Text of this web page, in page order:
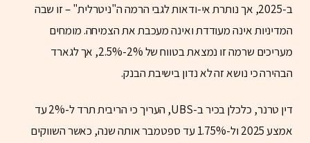
ב-2025, אך נותרת אי-ודאות לגבי הרמה ה"ניטרלית" – זו שבה
המדיניות אינה מעודדת ואינה מעכבת את הצמיחה. מומחים
מעריכים שרמה זו נמצאת בטווח של 2%-2.5%, אך לגארד
הבהירה כי נושא זה לא נדון בישיבת הבנק.
דין טרנר, כלכלן בכיר ב-UBS, העריך כי הריבית תרד ל-2% עד
אמצע 2025 ול-1.75% עד ספטמבר אותה שנה, כאשר השווקים